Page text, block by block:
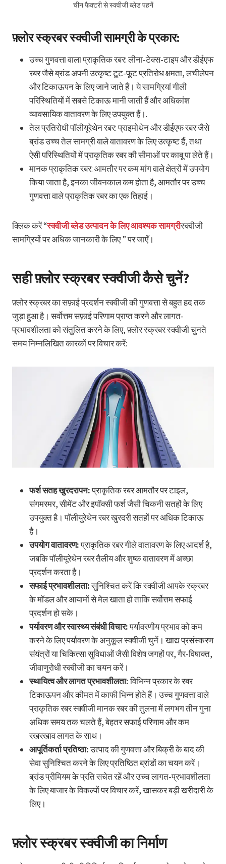
चीन फैक्टरी से स्क्वीजी ब्लेड पहनें
फ़्लोर स्क्रबर स्क्वीजी सामग्री के प्रकार:
उच्च गुणवत्ता वाला प्राकृतिक रबर: लीना-टेक्स-टाइप और डीईएफ
रबर जैसे ब्रांड अपनी उत्कृष्ट टूट-फूट प्रतिरोध क्षमता, लचीलेपन
और टिकाऊपन के लिए जाने जाते हैं। ये सामग्रियां गीली
परिस्थितियों में सबसे टिकाऊ मानी जाती हैं और अधिकांश
व्यावसायिक वातावरण के लिए उपयुक्त हैं।.
तेल प्रतिरोधी पॉलीयूरेथेन रबर: प्राइमोथेन और डीईएफ रबर जैसे
ब्रांड उच्च तेल सामग्री वाले वातावरण के लिए उत्कृष्ट हैं, तथा
ऐसी परिस्थितियों में प्राकृतिक रबर की सीमाओं पर काबू पा लेते हैं।
मानक प्राकृतिक रबर: आमतौर पर कम मांग वाले क्षेत्रों में उपयोग
किया जाता है, इनका जीवनकाल कम होता है, आमतौर पर उच्च
गुणवत्ता वाले प्राकृतिक रबर का एक तिहाई।
क्लिक करें “स्क्वीजी ब्लेड उत्पादन के लिए आवश्यक सामग्रीस्क्वीजी
सामग्रियों पर अधिक जानकारी के लिए ” पर जाएँ।
सही फ़्लोर स्क्रबर स्क्वीजी कैसे चुनें?
फ़्लोर स्क्रबर का सफ़ाई प्रदर्शन स्क्वीजी की गुणवत्ता से बहुत हद तक
जुड़ा हुआ है। सर्वोत्तम सफ़ाई परिणाम प्राप्त करने और लागत-
प्रभावशीलता को संतुलित करने के लिए, फ़्लोर स्क्रबर स्क्वीजी चुनते
समय निम्नलिखित कारकों पर विचार करें:
फर्श सतह खुरदरापन:प्राकृतिक रबर आमतौर पर टाइल,
संगमरमर, सीमेंट और इपॉक्सी फर्श जैसी चिकनी सतहों के लिए
उपयुक्त है। पॉलीयुरेथेन रबर खुरदरी सतहों पर अधिक टिकाऊ
है।
उपयोग वातावरण:प्राकृतिक रबर गीले वातावरण के लिए आदर्श है,
जबकि पॉलीयूरेथेन रबर तैलीय और शुष्क वातावरण में अच्छा
प्रदर्शन करता है।
सफाई प्रभावशीलता:सुनिश्चित करें कि स्क्वीजी आपके स्क्रबर
के मॉडल और आयामों से मेल खाता हो ताकि सर्वोत्तम सफाई
प्रदर्शन हो सके।
पर्यावरण और स्वास्थ्य संबंधी विचार:पर्यावरणीय प्रभाव को कम
करने के लिए पर्यावरण के अनुकूल स्क्वीजी चुनें। खाद्य प्रसंस्करण
संयंत्रों या चिकित्सा सुविधाओं जैसी विशेष जगहों पर, गैर-विषाक्त,
जीवाणुरोधी स्क्वीजी का चयन करें।
स्थायित्व और लागत प्रभावशीलता:विभिन्न प्रकार के रबर
टिकाऊपन और कीमत में काफी भिन्न होते हैं। उच्च गुणवत्ता वाले
प्राकृतिक रबर स्क्वीजी मानक रबर की तुलना में लगभग तीन गुना
अधिक समय तक चलते हैं, बेहतर सफाई परिणाम और कम
रखरखाव लागत के साथ।
आपूर्तिकर्ता प्रतिष्ठा:उत्पाद की गुणवत्ता और बिक्री के बाद की
सेवा सुनिश्चित करने के लिए प्रतिष्ठित ब्रांडों का चयन करें।
ब्रांड प्रीमियम के प्रति सचेत रहें और उच्च लागत-प्रभावशीलता
के लिए बाजार के विकल्पों पर विचार करें, खासकर बड़ी खरीदारी के
लिए।
फ़्लोर स्क्रबर स्क्वीजी का निर्माण